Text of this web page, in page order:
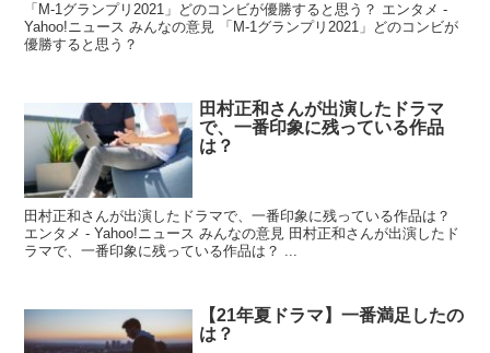
「M-1グランプリ2021」どのコンビが優勝すると思う？ エンタメ -
Yahoo!ニュース みんなの意見 「M-1グランプリ2021」どのコンビが
優勝すると思う？
田村正和さんが出演したドラマ
で、一番印象に残っている作品
は？
田村正和さんが出演したドラマで、一番印象に残っている作品は？
エンタメ - Yahoo!ニュース みんなの意見 田村正和さんが出演したド
ラマで、一番印象に残っている作品は？ ...
【21年夏ドラマ】一番満足したの
は？